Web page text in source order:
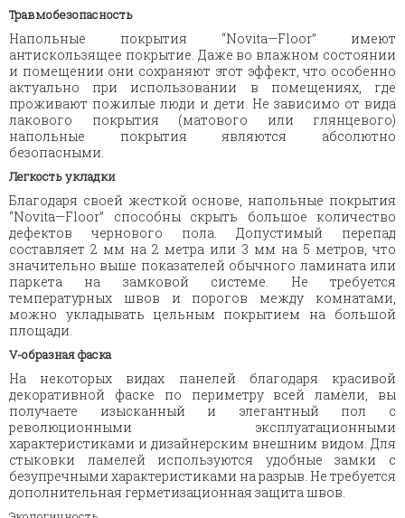
Травмобезопасность
Напольные покрытия “Novita—Floor” имеют
антискользящее покрытие. Даже во влажном состоянии
и помещении они сохраняют этот эффект, что особенно
актуально при использовании в помещениях, где
проживают пожилые люди и дети. Не зависимо от вида
лакового покрытия (матового или глянцевого)
напольные покрытия являются абсолютно
безопасными.
Легкость укладки
Благодаря своей жесткой основе, напольные покрытия
“Novita—Floor” способны скрыть большое количество
дефектов чернового пола. Допустимый перепад
составляет 2 мм на 2 метра или 3 мм на 5 метров, что
значительно выше показателей обычного ламината или
паркета на замковой системе. Не требуется
температурных швов и порогов между комнатами,
можно укладывать цельным покрытием на большой
площади.
V-образная фаска
На некоторых видах панелей благодаря красивой
декоративной фаске по периметру всей ламели, вы
получаете изысканный и элегантный пол с
революционными эксплуатационными
характеристиками и дизайнерским внешним видом. Для
стыковки ламелей используются удобные замки с
безупречными характеристиками на разрыв. Не требуется
дополнительная герметизационная защита швов.